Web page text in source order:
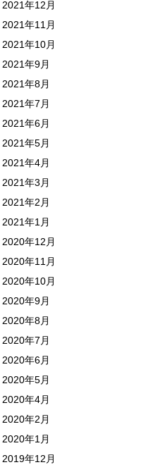
2021年12月
2021年11月
2021年10月
2021年9月
2021年8月
2021年7月
2021年6月
2021年5月
2021年4月
2021年3月
2021年2月
2021年1月
2020年12月
2020年11月
2020年10月
2020年9月
2020年8月
2020年7月
2020年6月
2020年5月
2020年4月
2020年2月
2020年1月
2019年12月